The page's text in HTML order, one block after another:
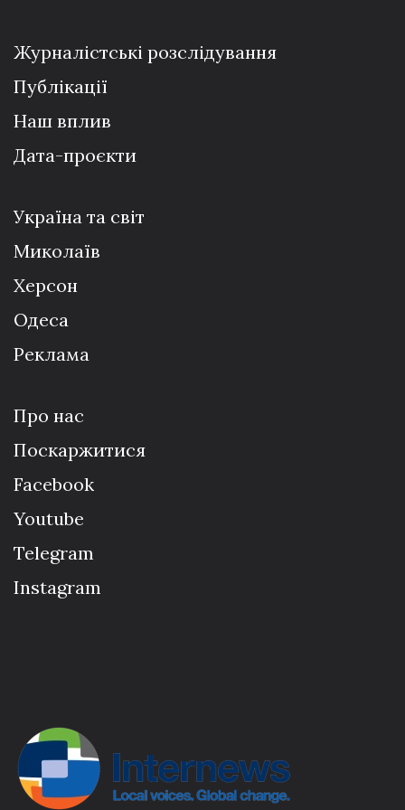
Журналістські розслідування
Публікації
Наш вплив
Дата-проєкти
Україна та світ
Миколаїв
Херсон
Одеса
Реклама
Про нас
Поскаржитися
Facebook
Youtube
Telegram
Instagram